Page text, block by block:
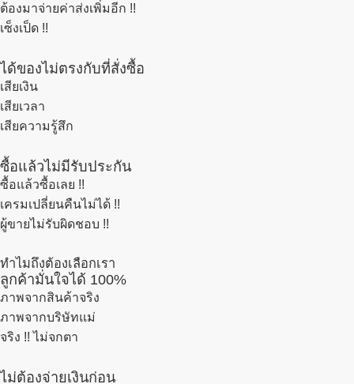
ต้องมาจ่ายค่าส่งเพิ่มอีก !!
เซ็งเป็ด !!
ได้ของไม่ตรงกับที่สั่งซื้อ
เสียเงิน
เสียเวลา
เสียความรู้สึก
ซื้อแล้วไม่มีรับประกัน
ซื้อแล้วซื้อเลย !!
เครมเปลี่ยนคืนไม่ได้ !!
ผู้ขายไม่รับผิดชอบ !!
ทำไมถึงต้องเลือกเรา
ลูกค้ามั่นใจได้ 100%
ภาพจากสินค้าจริง
ภาพจากบริษัทแม่
จริง !! ไม่จกตา
ไม่ต้องจ่ายเงินก่อน